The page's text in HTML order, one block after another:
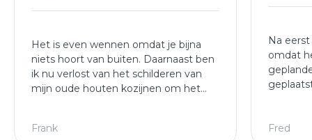
Het is even wennen omdat je bijna
niets hoort van buiten. Daarnaast ben
ik nu verlost van het schilderen van
mijn oude houten kozijnen om het
deuren hebben geplaatst.
Frank
Na
omdat
Fred